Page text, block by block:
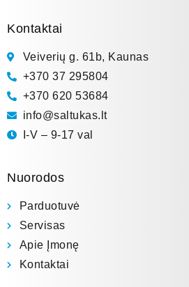
Kontaktai
Veiverių g. 61b, Kaunas
+370 37 295804
+370 620 53684
info@saltukas.lt
I-V – 9-17 val
Nuorodos
Parduotuvė
Servisas
Apie Įmonę
Kontaktai